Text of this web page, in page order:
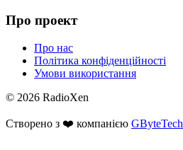
Про проект
Про нас
Політика конфіденційності
Умови використання
© 2026 RadioXen
Створено з ❤️ компанією GByteTech